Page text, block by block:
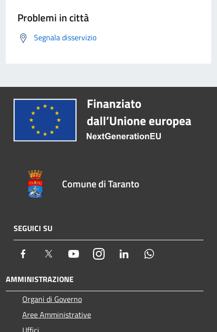
Problemi in città
Segnala disservizio
Comune di Taranto
SEGUICI SU
Facebook Twitter YoutubeInstagram LinkedIn
AMMINISTRAZIONE
Organi di Governo
Aree Amministrative